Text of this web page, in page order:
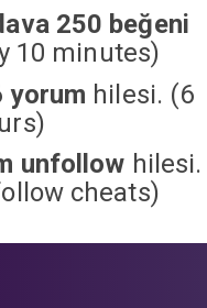
250 beğeni
10 minutes)
yorum hilesi. (6
unfollow hilesi.
cheats)